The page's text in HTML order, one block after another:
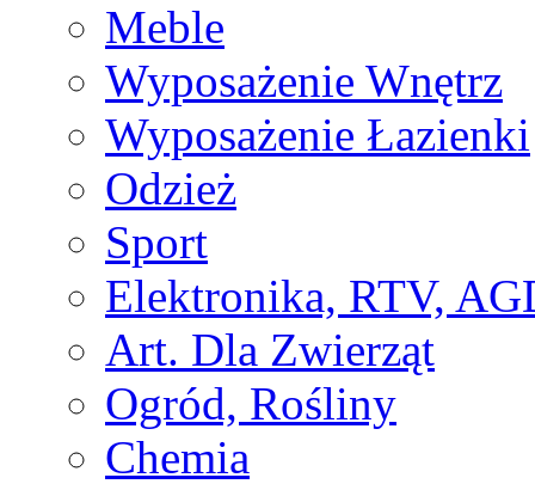
Meble
Wyposażenie Wnętrz
Wyposażenie Łazienki
Odzież
Sport
Elektronika, RTV,
Art. Dla Zwierząt
Ogród, Rośliny
Chemia